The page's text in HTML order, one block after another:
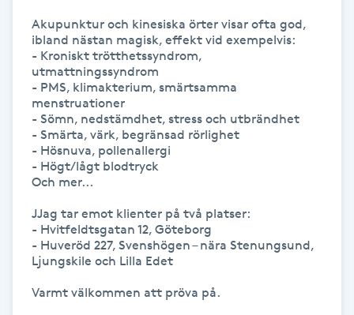
Hårbottenbehandling
Hårförlängning
Hårvård
Hälsa
Hälsprickor
Idrottsmassage
Akupunktur och kinesiska örter visar ofta god,
ibland nästan magisk, effekt vid exempelvis:
- Kroniskt trötthetssyndrom,
utmattningssyndrom
- PMS, klimakterium, smärtsamma
menstruationer
- Sömn, nedstämdhet, stress och utbrändhet
- Smärta, värk, begränsad rörlighet
- Hösnuva, pollenallergi
- Högt/lågt blodtryck
Och mer...
JJag tar emot klienter på två platser:
- Hvitfeldtsgatan 12, Göteborg
- Huveröd 227, Svenshögen – nära Stenungsund,
Ljungskile och Lilla Edet
Varmt välkommen att pröva på.